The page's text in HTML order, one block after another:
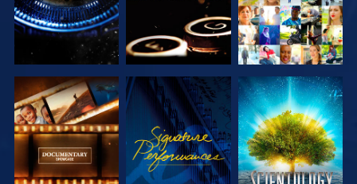
UTFORSK
SERIEN
SE
UTFORSK
SERIEN